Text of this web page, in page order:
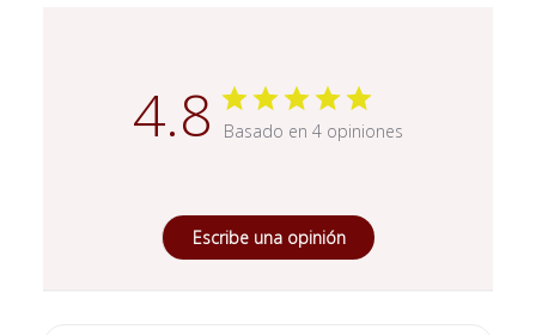
4.8 Basado en 4 opiniones
Escribe una opinión